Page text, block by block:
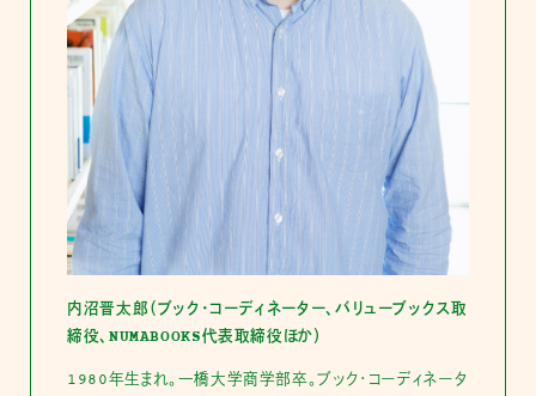
内沼晋太郎（ブック・コーディネーター、バリューブックス取
締役、NUMABOOKS代表取締役ほか）
1980年生まれ。一橋大学商学部卒。ブック・コーディネータ